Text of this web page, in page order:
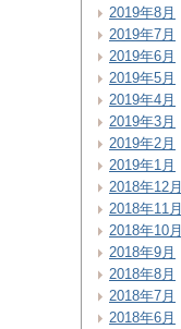
2019年8月
2019年7月
2019年6月
2019年5月
2019年4月
2019年3月
2019年2月
2019年1月
2018年12月
2018年11月
2018年10月
2018年9月
2018年8月
2018年7月
2018年6月